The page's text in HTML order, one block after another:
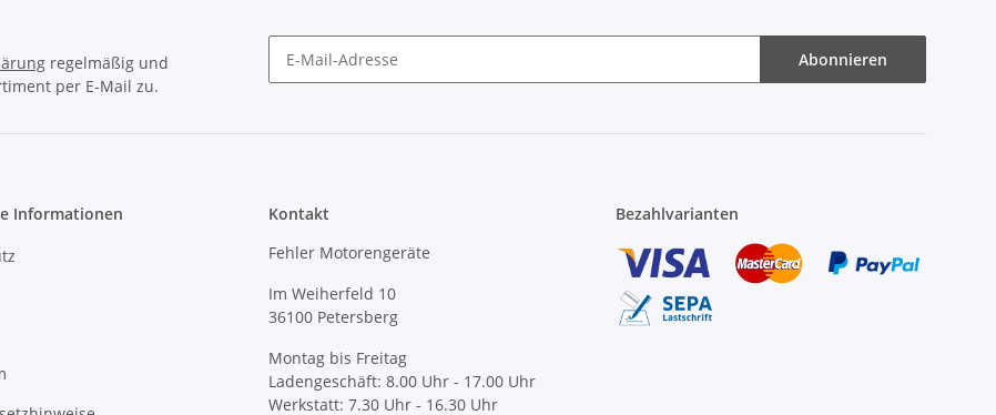
regelmäßig und
per E-Mail zu.
Abonnieren
Informationen
Kontakt
Fehler Motorengeräte
Im Weiherfeld 10
36100 Petersberg
Montag bis Freitag
Ladengeschäft: 8.00 Uhr - 17.00 Uhr
Werkstatt: 7.30 Uhr - 16.30 Uhr
Bezahlvarianten